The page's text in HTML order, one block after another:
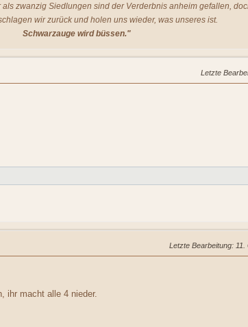
zwanzig Siedlungen sind der Verderbnis anheim gefallen,
wir zurück und holen uns wieder, was unseres ist.
Schwarzauge wird büssen."
Letzte
Letzte Bearbeitung:
ihr macht alle 4 nieder.